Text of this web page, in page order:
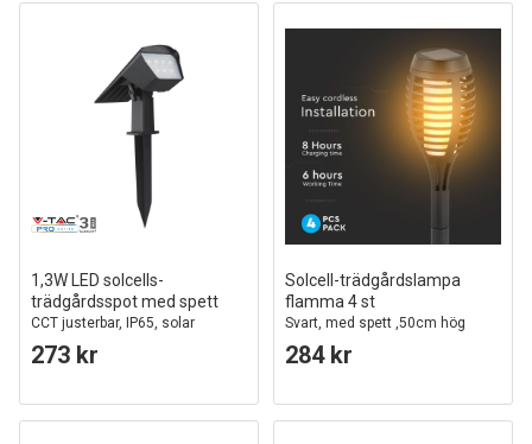
1,3W LED solcells-
trädgårdsspot med spett
CCT justerbar, IP65, solar
trädgårdslampa
273 kr
Solcell-trädgårdslampa
flamma 4 st
Svart, med spett ,50cm hög
284 kr